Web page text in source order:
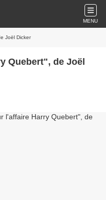
MENU
Joël Dicker
Quebert", de Joël